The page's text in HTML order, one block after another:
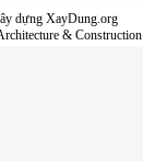
dựng XayDung.org
& Construction